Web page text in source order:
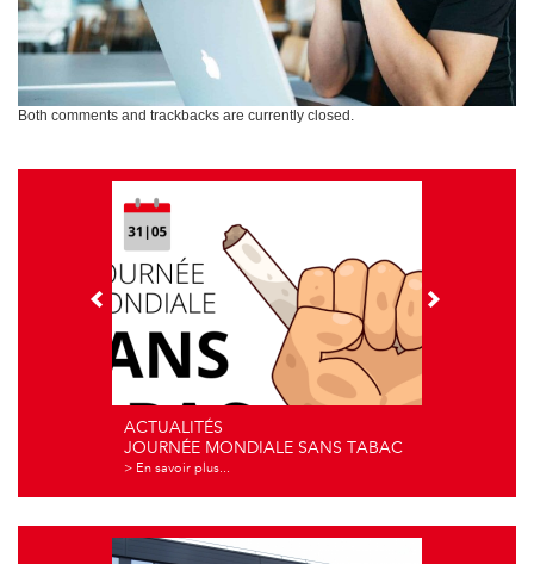
Both comments and trackbacks are currently closed.
ACTUALITÉS
JOURNÉE MONDIALE SANS TABAC
> En savoir plus...